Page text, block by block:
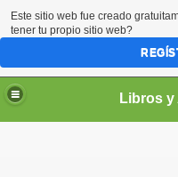
Este sitio web fue creado
tener tu propio sitio web?